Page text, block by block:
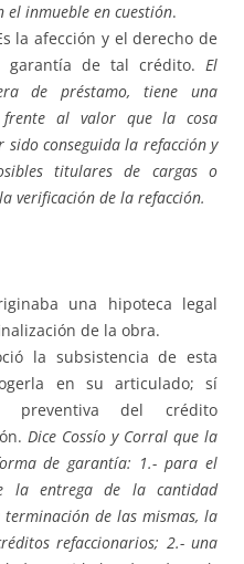
inmueble en cuestión.
la afección y el derecho de
garantía de tal crédito. El
de préstamo, tiene una
frente al valor que la cosa
sido conseguida la refacción y
titulares de cargas o
verificación de la refacción.
una hipoteca legal
de la obra.
la subsistencia de esta
en su articulado; sí
preventiva del crédito
Dice Cossío y Corral que la
de garantía: 1.- para el
la entrega de la cantidad
de las mismas, la
refaccionarios; 2.- una